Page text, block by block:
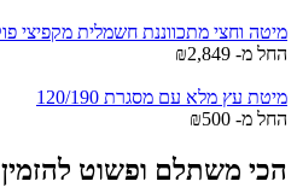
מיטה וחצי מתכווננת חשמלית מקפיצי
החל מ-
₪2,849
מיטת עץ מלא עם מסגרת 120/190
החל מ-
₪500
הכי משתלם ופשוט להזמין